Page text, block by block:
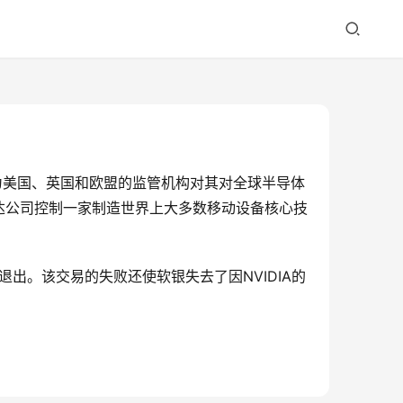
国、英国和欧盟的监管机构对其对全球半导体
司控制一家制造世界上大多数移动设备核心技
出。该交易的失败还使软银失去了因NVIDIA的